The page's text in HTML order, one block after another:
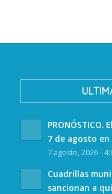
7 de agosto en
7 agosto, 2026 -
Cuadrillas
sancionan a